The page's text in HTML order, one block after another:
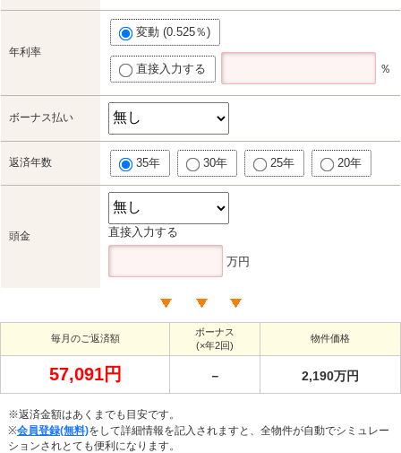
年利率
変動 (0.525％)
直接入力する ％
ボーナス払い
返済年数 35年 30年 25年 20年
頭金 直接入力する
万円
毎月のご返済額
ボーナス
(×年2回)
物件価格
57,091円 － 2,190万円
※返済金額はあくまでも目安です。
※会員登録(無料)をして詳細情報を記入されますと、全物件が自動でシミュレー
ションされとても便利になります。